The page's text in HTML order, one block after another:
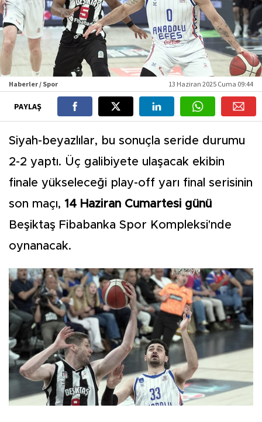
Haberler / Spor 13 Haziran 2025 Cuma 09:44
PAYLAŞ
Siyah-beyazlılar, bu sonuçla seride durumu
2-2 yaptı. Üç galibiyete ulaşacak ekibin
finale yükseleceği play-off yarı final serisinin
son maçı, 14 Haziran Cumartesi günü
Beşiktaş Fibabanka Spor Kompleksi'nde
oynanacak.